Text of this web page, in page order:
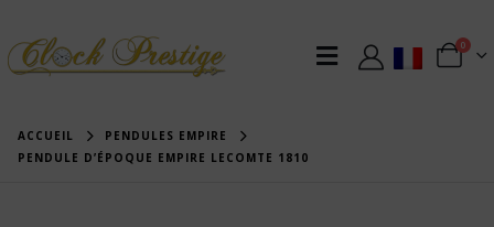
0
ACCUEIL
PENDULES EMPIRE
PENDULE D’ÉPOQUE EMPIRE LECOMTE 1810